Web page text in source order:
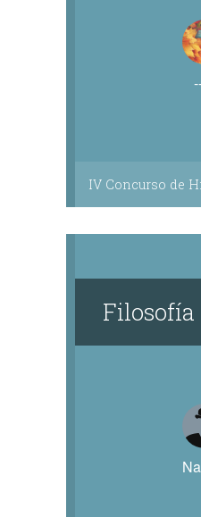
IV Concurso de
Filosofía